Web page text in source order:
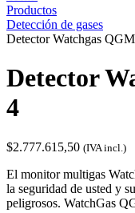
Productos
Detección de gases
Detector Watchgas
Detector
4
$2.777.615,50 (IVA incl.)
El monitor multigas
la seguridad de usted y
peligrosos. WatchGas